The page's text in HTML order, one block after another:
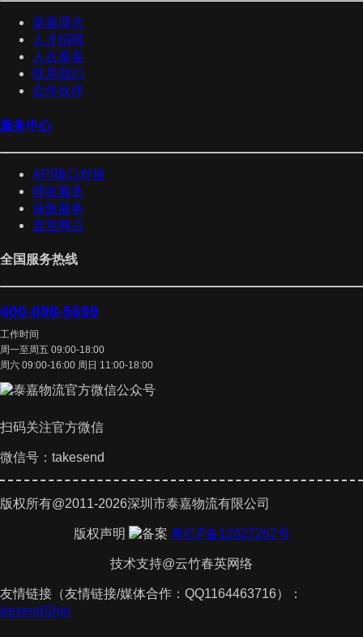
泰嘉理念
人才招聘
人在泰嘉
联系我们
合作伙伴
服务中心
API接口对接
揽收服务
保险服务
直营网点
全国服务热线
400-098-5699
工作时间
周一至周五 09:00-18:00
周六 09:00-16:00 周日 11:00-18:00
扫码关注官方微信
微信号：takesend
版权所有@2011-2026深圳市泰嘉物流有限公司
版权声明 粤ICP备12027267号
技术支持@云竹春英网络
友情链接（友情链接/媒体合作：QQ1164463716）：